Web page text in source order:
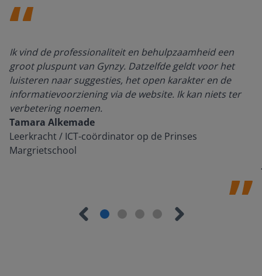
Ik vind de professionaliteit en behulpzaamheid een
groot pluspunt van Gynzy. Datzelfde geldt voor het
luisteren naar suggesties, het open karakter en de
informatievoorziening via de website. Ik kan niets ter
verbetering noemen.
Tamara Alkemade
Leerkracht / ICT-coördinator op de Prinses
Margrietschool